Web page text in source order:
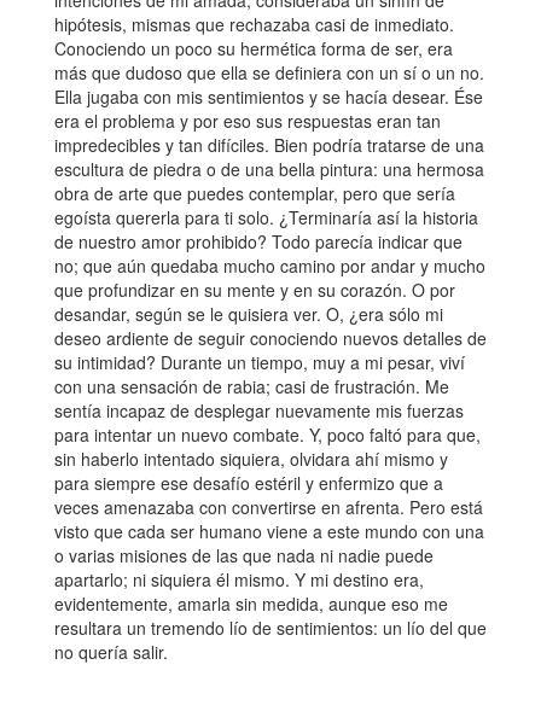
hipótesis, mismas que rechazaba casi de inmediato.
Conociendo un poco su hermética forma de ser, era
más que dudoso que ella se definiera con un sí o un no.
Ella jugaba con mis sentimientos y se hacía desear. Ése
era el problema y por eso sus respuestas eran tan
impredecibles y tan difíciles. Bien podría tratarse de una
escultura de piedra o de una bella pintura: una hermosa
obra de arte que puedes contemplar, pero que sería
egoísta quererla para ti solo. ¿Terminaría así la historia
de nuestro amor prohibido? Todo parecía indicar que
no; que aún quedaba mucho camino por andar y mucho
que profundizar en su mente y en su corazón. O por
desandar, según se le quisiera ver. O, ¿era sólo mi
deseo ardiente de seguir conociendo nuevos detalles de
su intimidad? Durante un tiempo, muy a mi pesar, viví
con una sensación de rabia; casi de frustración. Me
sentía incapaz de desplegar nuevamente mis fuerzas
para intentar un nuevo combate. Y, poco faltó para que,
sin haberlo intentado siquiera, olvidara ahí mismo y
para siempre ese desafío estéril y enfermizo que a
veces amenazaba con convertirse en afrenta. Pero está
visto que cada ser humano viene a este mundo con una
o varias misiones de las que nada ni nadie puede
apartarlo; ni siquiera él mismo. Y mi destino era,
evidentemente, amarla sin medida, aunque eso me
resultara un tremendo lío de sentimientos: un lío del que
no quería salir.